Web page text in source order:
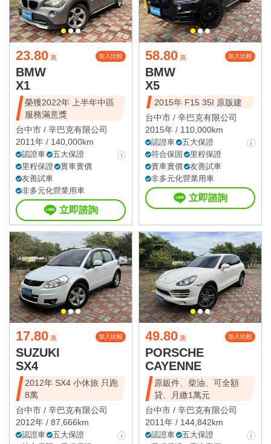
23.80 萬 加入比較
BMW
X1
榮獲2022年 上半年中區
服務滿意獎
台中市 / 辛巴克有限公司
2011年 / 140,000km
認證車
五大保證
里程保證
實車實價
友善試車
非多元化營業用車
立即諮詢
58.80 萬 加入比較
BMW
X5
2015年 F15 35I 原版建
台中市 / 辛巴克有限公司
2015年 / 110,000km
認證車
五大保證
符合保固
里程保證
實車實價
友善試車
非多元化營業用車
立即諮詢
17.80 萬 加入比較
SUZUKI
SX4
2012年 SX4 小休旅 只跑
8萬
台中市 / 辛巴克有限公司
2012年 / 87,666km
認證車
五大保證
49.80 萬 加入比較
PORSCHE
CAYENNE
原鈑件、柴油、可全額
貸、月繳1萬元
台中市 / 辛巴克有限公司
2011年 / 144,842km
認證車
五大保證